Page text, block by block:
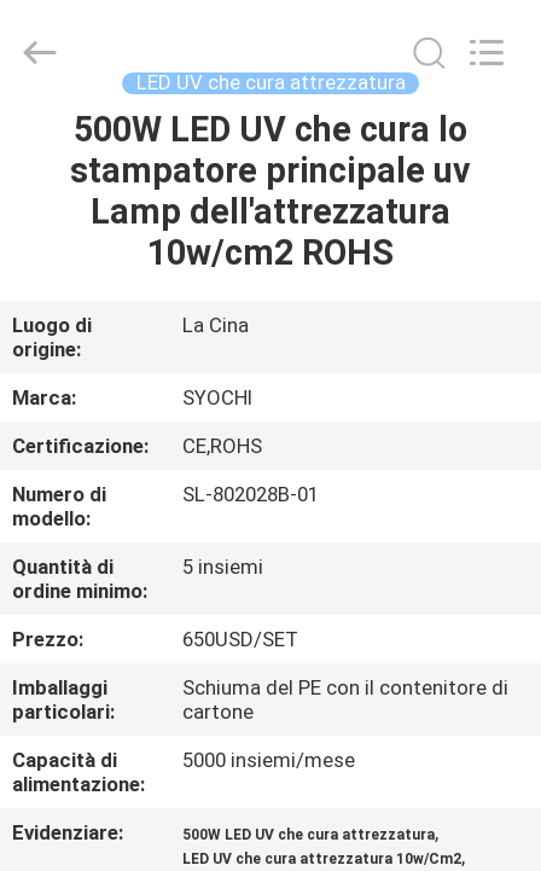
CASA
PRODOTTI
NOI
GIRO
DELLA
FABBRICA
CONTROLLO
DI
QUALITÀ
CONTATTICI
NOTIZIE
Syochi
Electronics
LED UV che cura attrezzatura
500W LED UV che cura lo
stampatore principale uv
Lamp dell'attrezzatura
10w/cm2 ROHS
Luogo di
origine:
La Cina
Marca:
SYOCHI
Certificazione:
CE,ROHS
Numero di
modello:
SL-802028B-01
Quantità di
ordine minimo:
5 insiemi
Prezzo:
650USD/SET
Imballaggi
particolari:
Schiuma del PE con il contenitore di
cartone
Capacità di
alimentazione:
5000 insiemi/mese
Evidenziare: 500W LED UV che cura attrezzatura,
LED UV che cura attrezzatura 10w/Cm2,